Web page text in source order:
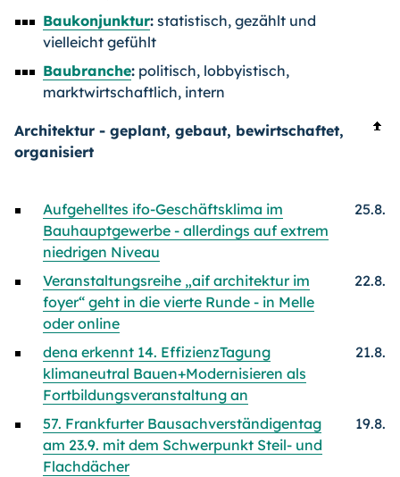
Baukonjunktur: statistisch, gezählt und
vielleicht gefühlt
Baubranche: politisch, lobbyistisch,
marktwirtschaftlich, intern
Architektur - geplant, gebaut, bewirtschaftet,
organisiert
Aufgehelltes ifo-Geschäftsklima im
Bauhauptgewerbe - allerdings auf extrem
niedrigen Niveau
25.8.
Veranstaltungsreihe „aif architektur im
foyer“ geht in die vierte Runde - in Melle
oder online
22.8.
dena erkennt 14. EffizienzTagung
klimaneutral Bauen+Modernisieren als
Fortbildungsveranstaltung an
21.8.
57. Frankfurter Bausachverständigentag
am 23.9. mit dem Schwerpunkt Steil- und
Flachdächer
19.8.